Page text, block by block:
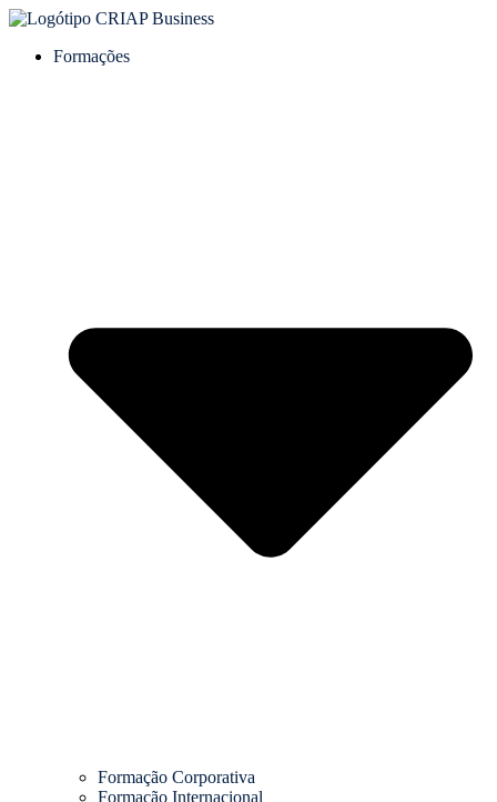
Formações
Formação Corporativa
Formação Internacional